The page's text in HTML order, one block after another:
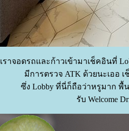
เราจอดรถและก้าวเข้ามาเช็คอินที่
มีการตรวจ ATK ด้วยนะเออ
ซึ่ง Lobby ที่นี่ก็ถือว่าหรูมาก พื้
รับ Welcome